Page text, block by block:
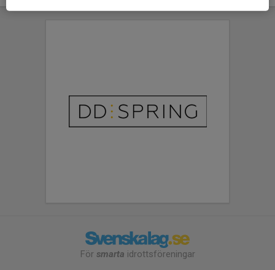
För smarta idrottsföreningar